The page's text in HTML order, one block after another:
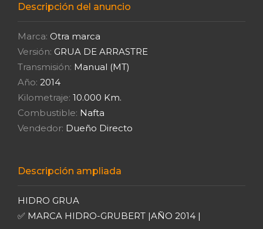
Descripción del anuncio
Marca: Otra marca
Versión: GRUA DE ARRASTRE
Transmisión: Manual (MT)
Año: 2014
Kilometraje: 10.000 Km.
Combustible: Nafta
Vendedor: Dueño Directo
Descripción ampliada
HIDRO GRUA
✅ MARCA HIDRO-GRUBERT |AÑO 2014 |